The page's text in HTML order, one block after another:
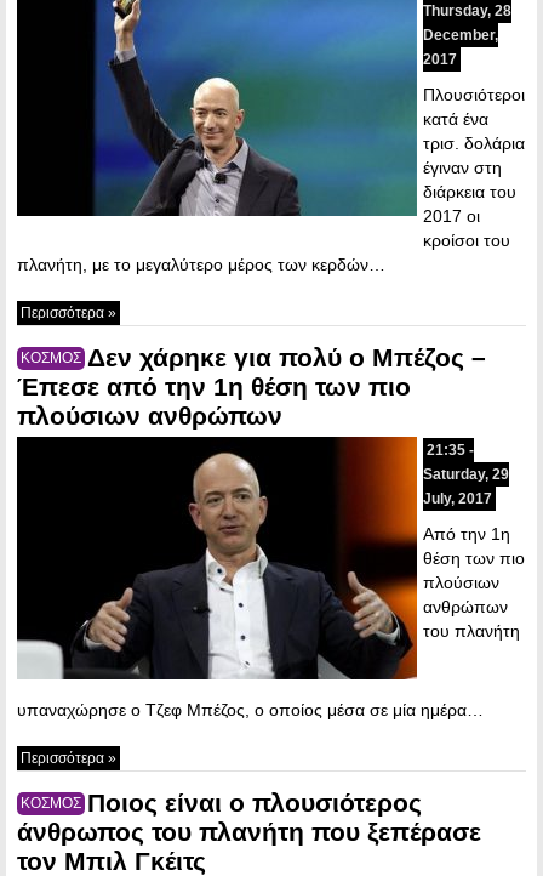
Thursday, 28
December,
2017
Πλουσιότεροι
κατά ένα
τρισ. δολάρια
έγιναν στη
διάρκεια του
2017 οι
κροίσοι του
πλανήτη, με το μεγαλύτερο μέρος των κερδών…
Περισσότερα »
ΚΟΣΜΟΣ Δεν χάρηκε για πολύ ο Μπέζος –
Έπεσε από την 1η θέση των πιο
πλούσιων ανθρώπων
21:35 -
Saturday, 29
July, 2017
Από την 1η
θέση των πιο
πλούσιων
ανθρώπων
του πλανήτη
υπαναχώρησε ο Τζεφ Μπέζος, ο οποίος μέσα σε μία ημέρα…
Περισσότερα »
ΚΟΣΜΟΣ Ποιος είναι ο πλουσιότερος
άνθρωπος του πλανήτη που ξεπέρασε
τον Μπιλ Γκέιτς